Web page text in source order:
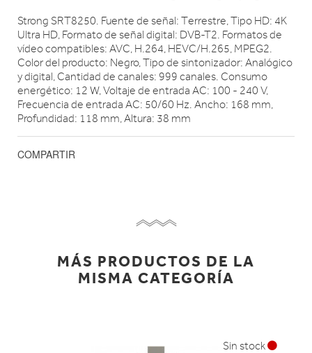
Strong SRT8250. Fuente de señal: Terrestre, Tipo HD: 4K
Ultra HD, Formato de señal digital: DVB-T2. Formatos de
vídeo compatibles: AVC, H.264, HEVC/H.265, MPEG2.
Color del producto: Negro, Tipo de sintonizador: Analógico
y digital, Cantidad de canales: 999 canales. Consumo
energético: 12 W, Voltaje de entrada AC: 100 - 240 V,
Frecuencia de entrada AC: 50/60 Hz. Ancho: 168 mm,
Profundidad: 118 mm, Altura: 38 mm
COMPARTIR
MÁS PRODUCTOS DE LA
MISMA CATEGORÍA
Sin stock